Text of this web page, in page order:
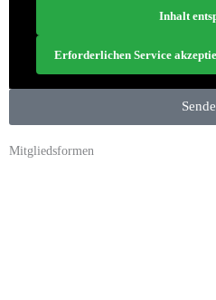
Inhalt
Erforderlichen Service
Mitgliedsformen